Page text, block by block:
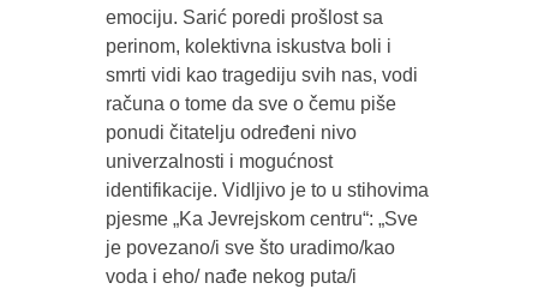
emociju. Sarić poredi prošlost sa
perinom, kolektivna iskustva boli i
smrti vidi kao tragediju svih nas, vodi
računa o tome da sve o čemu piše
ponudi čitatelju određeni nivo
univerzalnosti i mogućnost
identifikacije. Vidljivo je to u stihovima
pjesme „Ka Jevrejskom centru“: „Sve
je povezano/i sve što uradimo/kao
voda i eho/ nađe nekog puta/i